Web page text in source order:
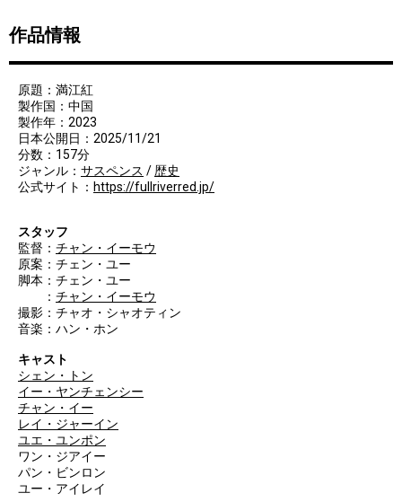
作品情報
原題：満江紅
製作国：中国
製作年：2023
日本公開日：2025/11/21
分数：157分
ジャンル： サスペンス / 歴史
公式サイト： https://fullriverred.jp/
スタッフ
監督： チャン・イーモウ
原案：チェン・ユー
脚本：チェン・ユー
： チャン・イーモウ
撮影：チャオ・シャオティン
音楽：ハン・ホン
キャスト
シェン・トン
イー・ヤンチェンシー
チャン・イー
レイ・ジャーイン
ユエ・ユンポン
ワン・ジアイー
パン・ビンロン
ユー・アイレイ